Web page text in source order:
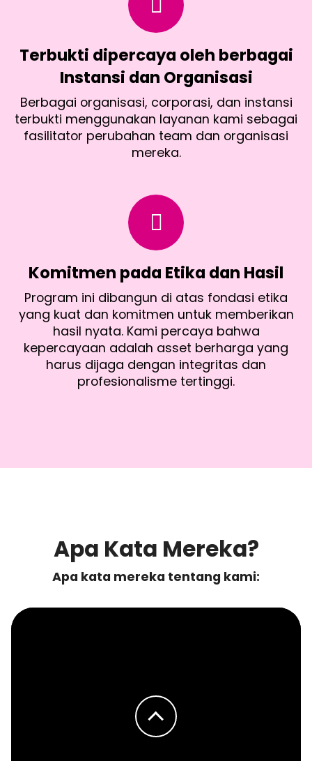
Terbukti dipercaya oleh berbagai
Instansi dan Organisasi
Berbagai organisasi, corporasi, dan instansi
terbukti menggunakan layanan kami sebagai
fasilitator perubahan team dan organisasi
mereka.
Komitmen pada Etika dan Hasil
Program ini dibangun di atas fondasi etika
yang kuat dan komitmen untuk memberikan
hasil nyata. Kami percaya bahwa
kepercayaan adalah asset berharga yang
harus dijaga dengan integritas dan
profesionalisme tertinggi.
Apa Kata Mereka?
Apa kata mereka tentang kami: